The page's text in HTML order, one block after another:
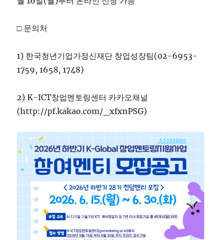
□ 문의처
1) 한국청년기업가정신재단 창업성장팀(02-6953-
1759, 1658, 1748)
2) K-ICT창업멘토링센터 카카오채널
(http://pf.kakao.com/_xfxnPSG)